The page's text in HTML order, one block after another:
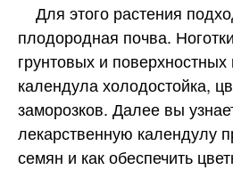
Для этого растения
плодородная почва.
грунтовых и
календула холодостойка,
заморозков. Далее вы
лекарственную календулу
семян и как обеспечить